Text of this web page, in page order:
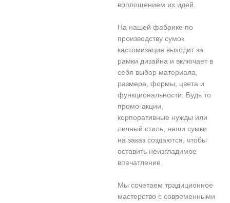
воплощением их идей.
На нашей фабрике по
производству сумок
кастомизация выходит за
рамки дизайна и включает в
себя выбор материала,
размера, формы, цвета и
функциональности. Будь то
промо-акции,
корпоративные нужды или
личный стиль, наши сумки
на заказ создаются, чтобы
оставить неизгладимое
впечатление.
Мы сочетаем традиционное
мастерство с современными